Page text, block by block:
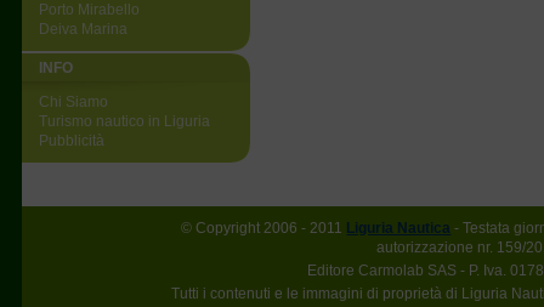
Porto Mirabello
Deiva Marina
INFO
Chi Siamo
Turismo nautico in Liguria
Pubblicità
© Copyright 2006 - 2011 Liguria Nautica - Testata
autorizzazione nr. 159/
Editore Carmolab SAS - P. Iva.
Tutti i contenuti e le immagini di proprietà di Liguria